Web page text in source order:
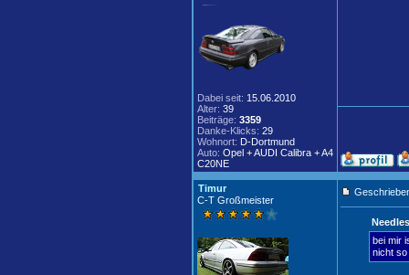
Dabei seit: 15.06.2010
Alter: 39
Beiträge: 3359
Danke-Klicks: 29
Wohnort: D-Dortmund
Auto: Opel + AUDI Calibra + A4
C20NE
Timur
C-T Großmeister
bei mir
nicht so